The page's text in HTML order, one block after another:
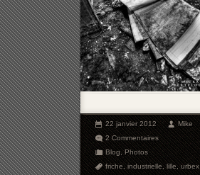
22 janvier 2012
Mike
2 Commentaires
Blog,Photos
friche,industrielle,lille,urbex